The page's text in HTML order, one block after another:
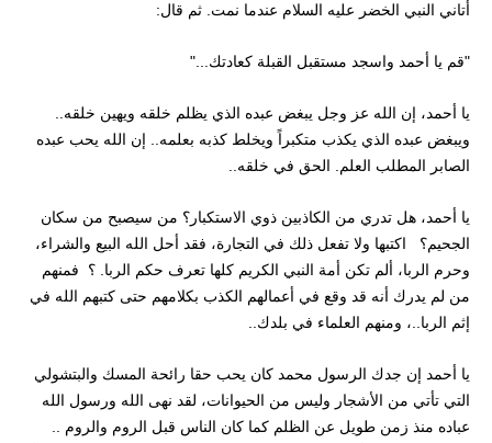
أتاني النبي الخضر عليه السلام عندما نمت. ثم قال:
"قم يا أحمد واسجد مستقبل القبلة كعادتك..."
يا أحمد، إن الله عز وجل يبغض عبده الذي يظلم خلقه ويهين خلقه..
ويبغض عبده الذي يكذب متكبراً ويخلط كذبه بعلمه.. إن الله يحب عبده
الصابر المطلب العلم. الحق في خلقه..
يا أحمد، هل تدري من الكاذبين ذوي الاستكبار؟ من سيصبح من سكان
الجحيم؟ اكتبها ولا تفعل ذلك في التجارة، فقد أحل الله البيع والشراء،
وحرم الربا، ألم تكن أمة النبي الكريم كلها تعرف حكم الربا. ؟ فمنهم
من لم يدرك أنه قد وقع في أعمالهم الكذب بكلامهم حتى كتبهم الله في
إثم الربا..، ومنهم العلماء في بلدك..
يا أحمد إن جدك الرسول محمد كان يحب حقا رائحة المسك والبتشولي
التي تأتي من الأشجار وليس من الحيوانات، لقد نهى الله ورسول الله
عباده منذ زمن طويل عن الظلم كما كان الناس قبل الروم والروم ..